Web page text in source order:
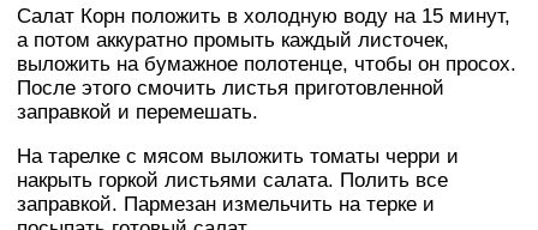
Салат Корн положить в холодную воду на 15 минут,
а потом аккуратно промыть каждый листочек,
выложить на бумажное полотенце, чтобы он просох.
После этого смочить листья приготовленной
заправкой и перемешать.
На тарелке с мясом выложить томаты черри и
накрыть горкой листьями салата. Полить все
заправкой. Пармезан измельчить на терке и